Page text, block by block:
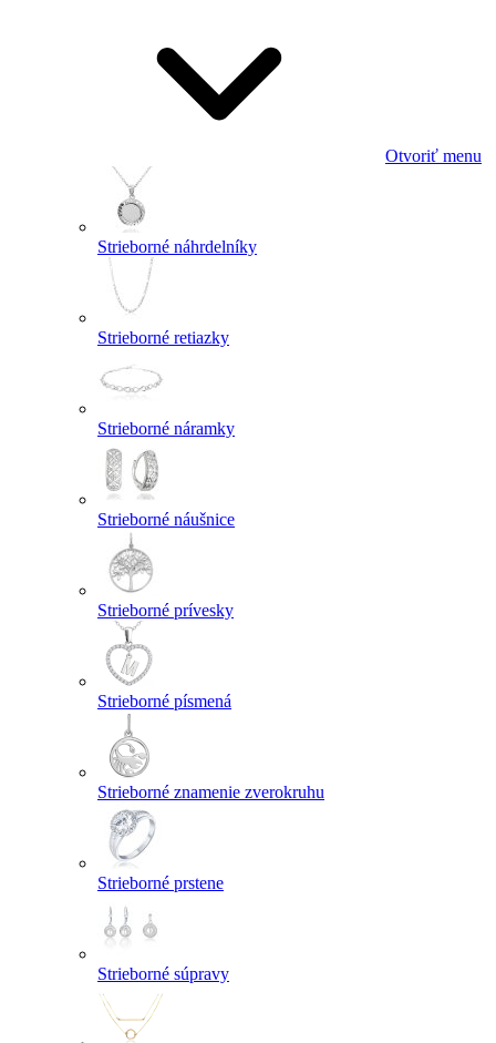
Otvoriť menu
Strieborné náhrdelníky
Strieborné retiazky
Strieborné náramky
Strieborné náušnice
Strieborné prívesky
Strieborné písmená
Strieborné znamenie zverokruhu
Strieborné prstene
Strieborné súpravy